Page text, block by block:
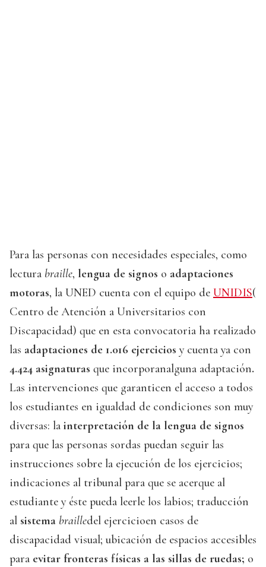
Para las personas con necesidades especiales, como
lectura braille, lengua de signos o adaptaciones
motoras, la UNED cuenta con el equipo de UNIDIS(
Centro de Atención a Universitarios con
Discapacidad) que en esta convocatoria ha realizado
las adaptaciones de 1.016 ejercicios y cuenta ya con
4.424 asignaturas que incorporanalguna adaptación.
Las intervenciones que garanticen el acceso a todos
los estudiantes en igualdad de condiciones son muy
diversas: la interpretación de la lengua de signos
para que las personas sordas puedan seguir las
instrucciones sobre la ejecución de los ejercicios;
indicaciones al tribunal para que se acerque al
estudiante y éste pueda leerle los labios; traducción
al sistema brailledel ejercicioen casos de
discapacidad visual; ubicación de espacios accesibles
para evitar fronteras físicas a las sillas de ruedas; o